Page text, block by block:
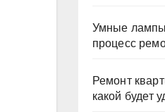
Умные
процесс
Ремонт
какой будет